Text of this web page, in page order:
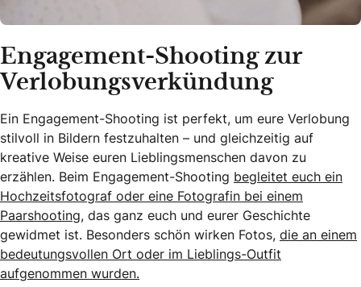
Engagement-Shooting zur
Verlobungsverkündung
Ein Engagement-Shooting ist perfekt, um eure Verlobung
stilvoll in Bildern festzuhalten – und gleichzeitig auf
kreative Weise euren Lieblingsmenschen davon zu
erzählen. Beim Engagement-Shooting begleitet euch ein
Hochzeitsfotograf oder eine Fotografin bei einem
Paarshooting, das ganz euch und eurer Geschichte
gewidmet ist. Besonders schön wirken Fotos, die an einem
bedeutungsvollen Ort oder im Lieblings-Outfit
aufgenommen wurden.